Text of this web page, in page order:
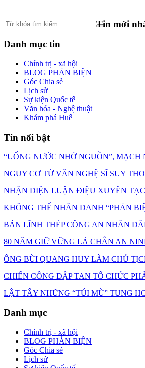
Tin mới
Danh mục tin
Chính trị - xã hội
BLOG PHẢN BIỆN
Góc Chia sẻ
Lịch sử
Sự kiện Quốc tế
Văn hóa - Nghệ thuật
Khám phá Huế
Tin nổi bật
“UỐNG NƯỚC NHỚ NGUỒN”,
NGUY CƠ TỪ VĂN NGHỆ SĨ SUY
NHẬN DIỆN LUẬN ĐIỆU XUYÊN
KHÔNG THỂ NHÂN DANH “PHẢN
BẢN LĨNH THÉP CÔNG AN NHÂN
80 NĂM GIỮ VỮNG LÁ CHẮN AN
ÔNG BÙI QUANG HUY LÀM CHỦ
CHIẾN CÔNG ĐẬP TAN TỔ CHỨC
LẬT TẨY NHỮNG “TÚI MÙ” TUNG
Danh mục
Chính trị - xã hội
BLOG PHẢN BIỆN
Góc Chia sẻ
Lịch sử